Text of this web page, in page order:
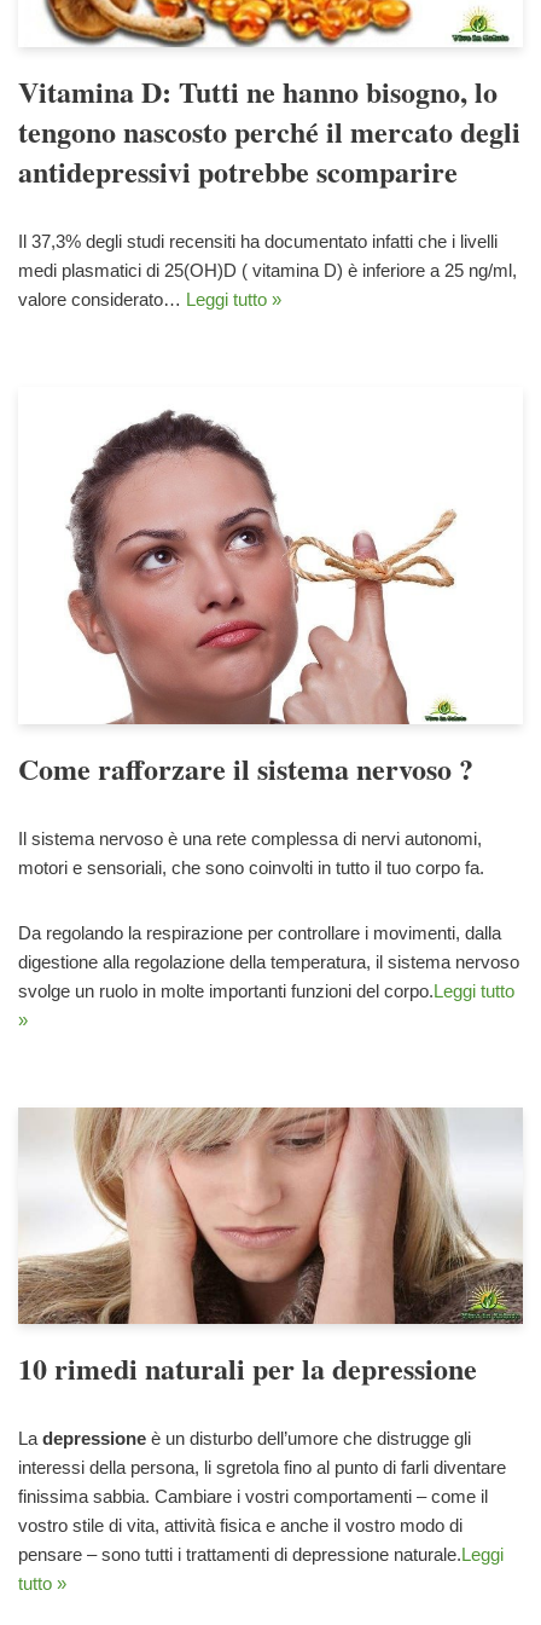
Vitamina D: Tutti ne hanno bisogno, lo
tengono nascosto perché il mercato degli
antidepressivi potrebbe scomparire
Il 37,3% degli studi recensiti ha documentato infatti che i livelli
medi plasmatici di 25(OH)D ( vitamina D) è inferiore a 25 ng/ml,
valore considerato… Leggi tutto »
Come rafforzare il sistema nervoso ?
Il sistema nervoso è una rete complessa di nervi autonomi,
motori e sensoriali, che sono coinvolti in tutto il tuo corpo fa.
Da regolando la respirazione per controllare i movimenti, dalla
digestione alla regolazione della temperatura, il sistema nervoso
svolge un ruolo in molte importanti funzioni del corpo.Leggi tutto
»
10 rimedi naturali per la depressione
La depressione è un disturbo dell’umore che distrugge gli
interessi della persona, li sgretola fino al punto di farli diventare
finissima sabbia. Cambiare i vostri comportamenti – come il
vostro stile di vita, attività fisica e anche il vostro modo di
pensare – sono tutti i trattamenti di depressione naturale.Leggi
tutto »